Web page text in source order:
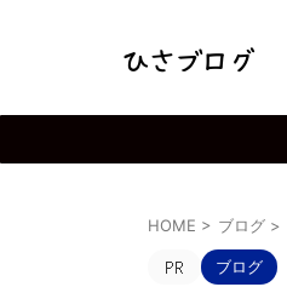
HOME > ブログ >
ブログ